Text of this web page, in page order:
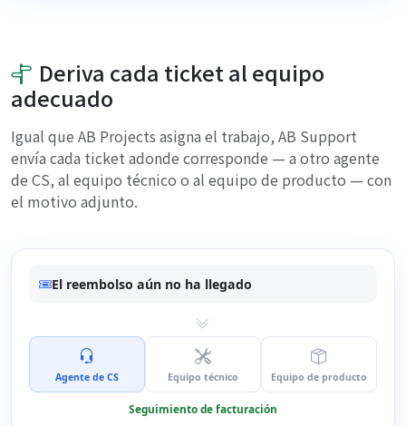
Deriva cada ticket al equipo
adecuado
Igual que AB Projects asigna el trabajo, AB Support
envía cada ticket adonde corresponde — a otro agente
de CS, al equipo técnico o al equipo de producto — con
el motivo adjunto.
El reembolso aún no ha llegado
Agente de CS Equipo técnico Equipo de producto
Seguimiento de facturación